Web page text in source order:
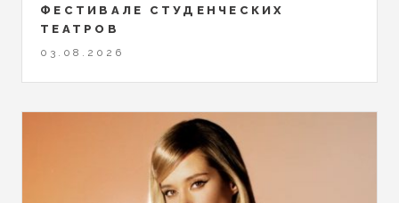
ФЕСТИВАЛЕ СТУДЕНЧЕСКИХ
ТЕАТРОВ
03.08.2026